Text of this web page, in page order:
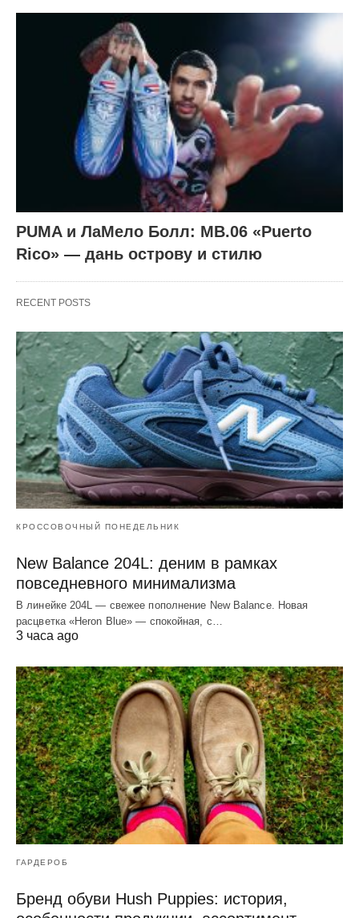
PUMA и ЛаМело Болл: MB.06 «Puerto
Rico» — дань острову и стилю
RECENT POSTS
КРОССОВОЧНЫЙ ПОНЕДЕЛЬНИК
New Balance 204L: деним в рамках
повседневного минимализма
В линейке 204L — свежее пополнение New Balance. Новая
расцветка «Heron Blue» — спокойная, с…
3 часа ago
ГАРДЕРОБ
Бренд обуви Hush Puppies: история,